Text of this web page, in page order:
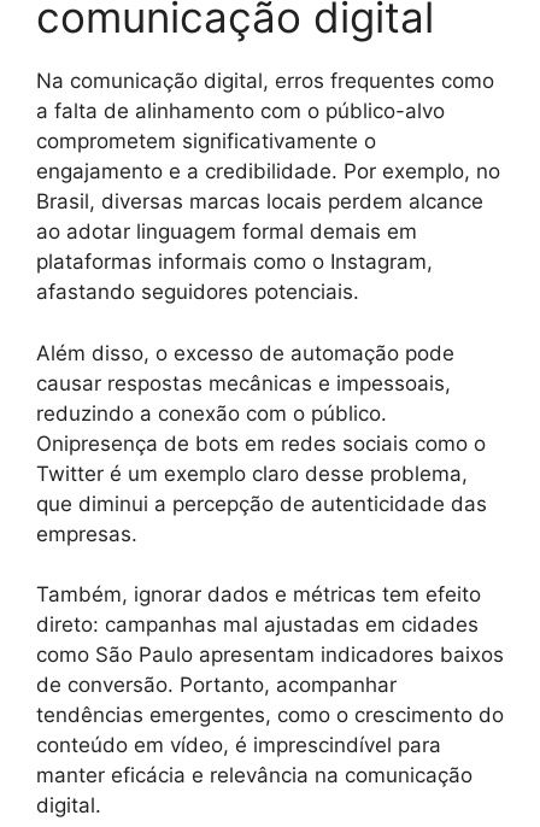
comunicação digital
Na comunicação digital, erros frequentes como
a falta de alinhamento com o público-alvo
comprometem significativamente o
engajamento e a credibilidade. Por exemplo, no
Brasil, diversas marcas locais perdem alcance
ao adotar linguagem formal demais em
plataformas informais como o Instagram,
afastando seguidores potenciais.
Além disso, o excesso de automação pode
causar respostas mecânicas e impessoais,
reduzindo a conexão com o público.
Onipresença de bots em redes sociais como o
Twitter é um exemplo claro desse problema,
que diminui a percepção de autenticidade das
empresas.
Também, ignorar dados e métricas tem efeito
direto: campanhas mal ajustadas em cidades
como São Paulo apresentam indicadores baixos
de conversão. Portanto, acompanhar
tendências emergentes, como o crescimento do
conteúdo em vídeo, é imprescindível para
manter eficácia e relevância na comunicação
digital.